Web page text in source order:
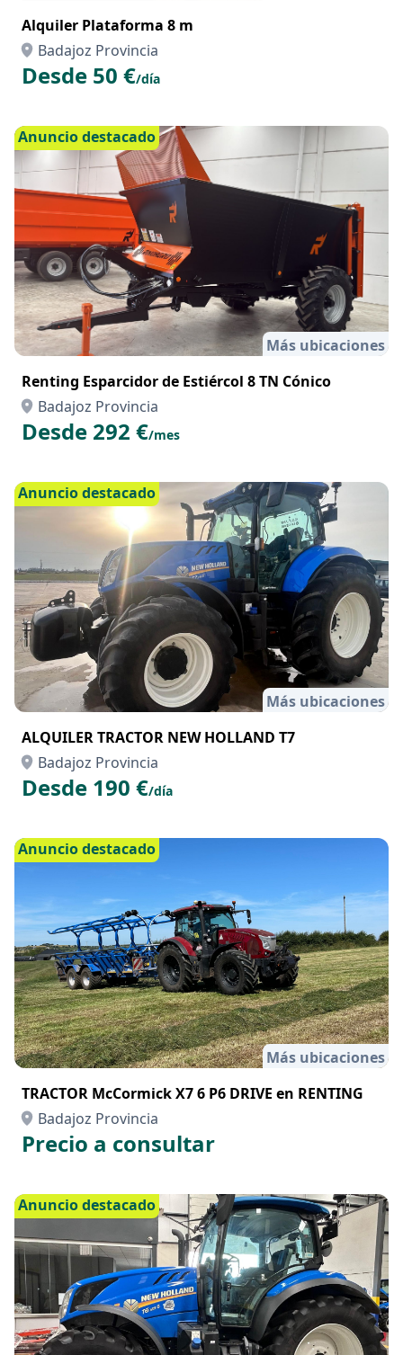
Alquiler Plataforma 8 m
Badajoz Provincia
Desde 50 €/día
Anuncio destacado
Más ubicaciones
Renting Esparcidor de Estiércol 8 TN Cónico
Badajoz Provincia
Desde 292 €/mes
Anuncio destacado
Más ubicaciones
ALQUILER TRACTOR NEW HOLLAND T7
Badajoz Provincia
Desde 190 €/día
Anuncio destacado
Más ubicaciones
TRACTOR McCormick X7 6 P6 DRIVE en RENTING
Badajoz Provincia
Precio a consultar
Anuncio destacado